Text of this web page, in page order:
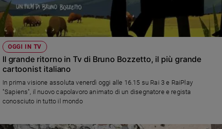
OGGI IN TV
Il grande ritorno in Tv di Bruno Bozzetto, il più grande
cartoonist italiano
In prima visione assoluta venerdì oggi alle 16.15 su Rai 3 e RaiPlay
"Sapiens", il nuovo capolavoro animato di un disegnatore e regista
conosciuto in tutto il mondo